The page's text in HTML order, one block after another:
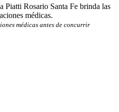
Piatti Rosario Santa Fe brinda las
médicas.
médicas antes de concurrir